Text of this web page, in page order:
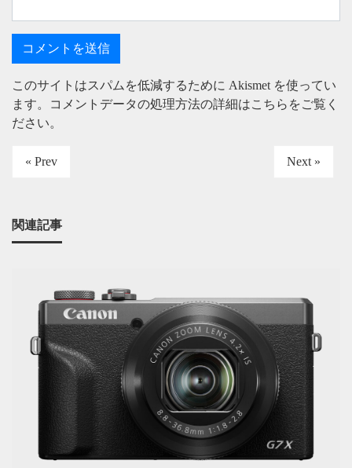
このサイトはスパムを低減するために Akismet を使ってい
ます。
コメントデータの処理方法の詳細はこちらをご覧く
ださい。
« Prev Next »
関連記事